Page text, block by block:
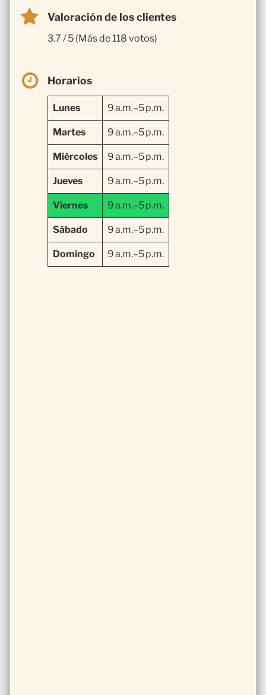
Valoración de los clientes
3.7 / 5 (Más de 118 votos)
Horarios
Lunes 9 a.m.–5 p.m.
Martes 9 a.m.–5 p.m.
Miércoles 9 a.m.–5 p.m.
Jueves 9 a.m.–5 p.m.
Viernes 9 a.m.–5 p.m.
Sábado 9 a.m.–5 p.m.
Domingo 9 a.m.–5 p.m.